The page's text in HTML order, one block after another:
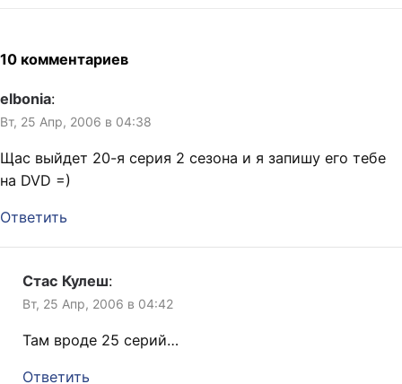
языке.…
10 комментариев
elbonia:
Вт, 25 Апр, 2006 в 04:38
Щас выйдет 20-я серия 2 сезона и я запишу его тебе
на DVD =)
Ответить
Стас Кулеш:
Вт, 25 Апр, 2006 в 04:42
Там вроде 25 серий…
Ответить